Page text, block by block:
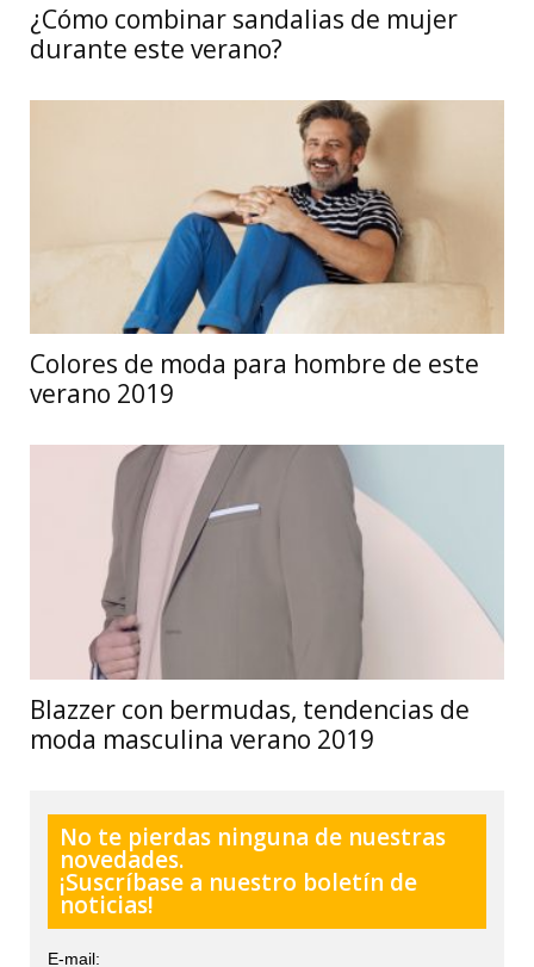
¿Cómo combinar sandalias de mujer
durante este verano?
Colores de moda para hombre de este
verano 2019
Blazzer con bermudas, tendencias de
moda masculina verano 2019
No te pierdas ninguna de nuestras
novedades.
¡Suscríbase a nuestro boletín de
noticias!
E-mail: